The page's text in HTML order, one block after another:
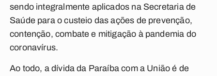
sendo integralmente aplicados na Secretaria de
Saúde para o custeio das ações de prevenção,
contenção, combate e mitigação à pandemia do
coronavírus.
Ao todo, a dívida da Paraíba com a União é de